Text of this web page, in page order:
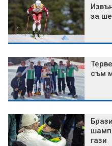
за
съм
гази